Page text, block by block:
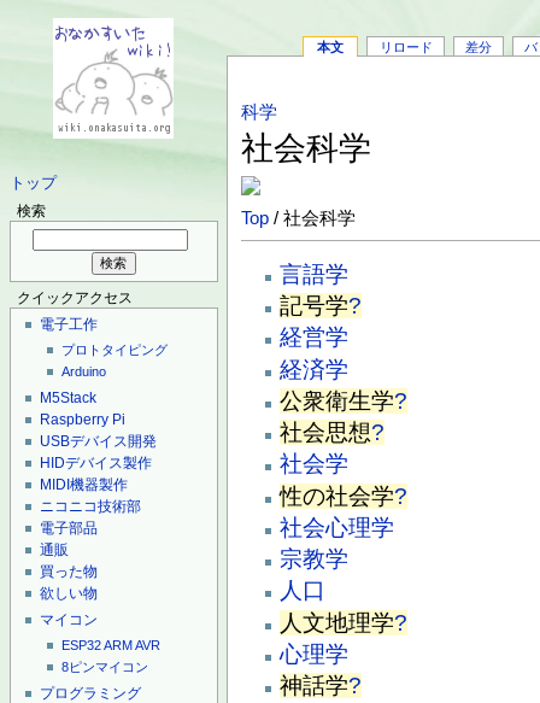
トップ
検索
クイックアクセス
電子工作
プロトタイピング
Arduino
M5Stack
Raspberry Pi
USBデバイス開発
HIDデバイス製作
MIDI機器製作
ニコニコ技術部
電子部品
通販
買った物
欲しい物
マイコン
ESP32ARMAVR
8ピンマイコン
プログラミング
本文 リロード 差分 バ
科学
社会科学
Top / 社会科学
言語学
記号学?
経営学
経済学
公衆衛生学?
社会思想?
社会学
性の社会学?
社会心理学
宗教学
人口
人文地理学?
心理学
神話学?